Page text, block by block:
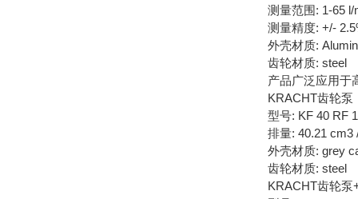
测量范围: 1-65
测量精度: +/-
外壳材质:
齿轮材质: steel
产品广泛应用于
KRACHT齿轮泵
型号: KF 40 RF
排量: 40.21 cm3
外壳材质: grey
齿轮材质: steel
KRACHT齿轮泵